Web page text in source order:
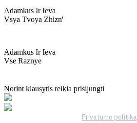
Adamkus Ir Ieva
Vsya Tvoya Zhizn'
Adamkus Ir Ieva
Vse Raznye
Norint klausytis reikia prisijungti
Privatumo politika